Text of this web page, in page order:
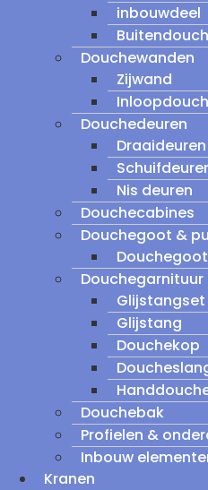
inbouwdeel
Douchewanden
Zijwand
Douchedeuren
Draaideuren
Nis deuren
Douchecabines
Douchegoot &
Douchegoot
Douchegarnituur
Glijstangset
Glijstang
Douchekop
Douchebak
Profielen &
Inbouw
Kranen